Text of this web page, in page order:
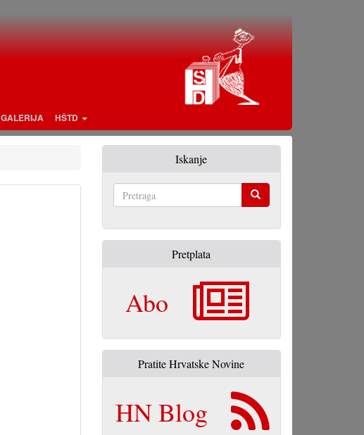
GALERIJA HŠTD
Iskanje
Pretplata
Abo
Pratite Hrvatske Novine
HN Blog